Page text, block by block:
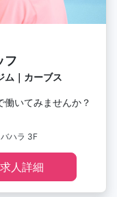
フ
ム｜カーブス
働いてみませんか？
ハラ 3F
求人詳細